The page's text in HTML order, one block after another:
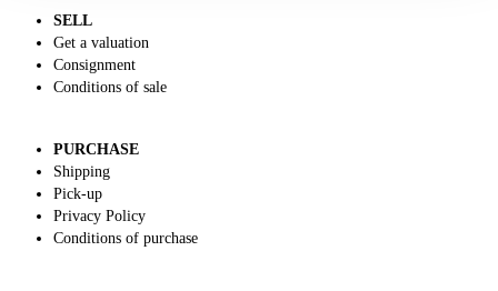
SELL
Get a valuation
Consignment
Conditions of sale
PURCHASE
Shipping
Pick-up
Privacy Policy
Conditions of purchase